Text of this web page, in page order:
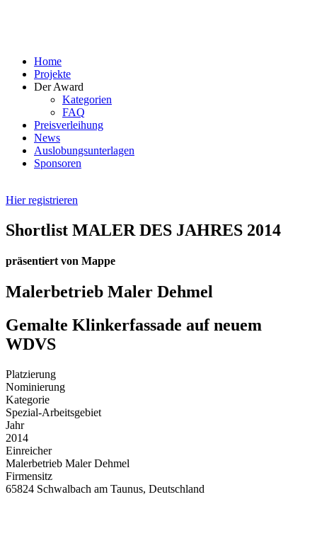
Home
Projekte
Der Award
Kategorien
FAQ
Preisverleihung
News
Auslobungsunterlagen
Sponsoren
Hier registrieren
Shortlist MALER DES JAHRES 2014
präsentiert von Mappe
Malerbetrieb Maler Dehmel
Gemalte Klinkerfassade auf neuem
WDVS
Platzierung
Nominierung
Kategorie
Spezial-Arbeitsgebiet
Jahr
2014
Einreicher
Malerbetrieb Maler Dehmel
Firmensitz
65824 Schwalbach am Taunus, Deutschland